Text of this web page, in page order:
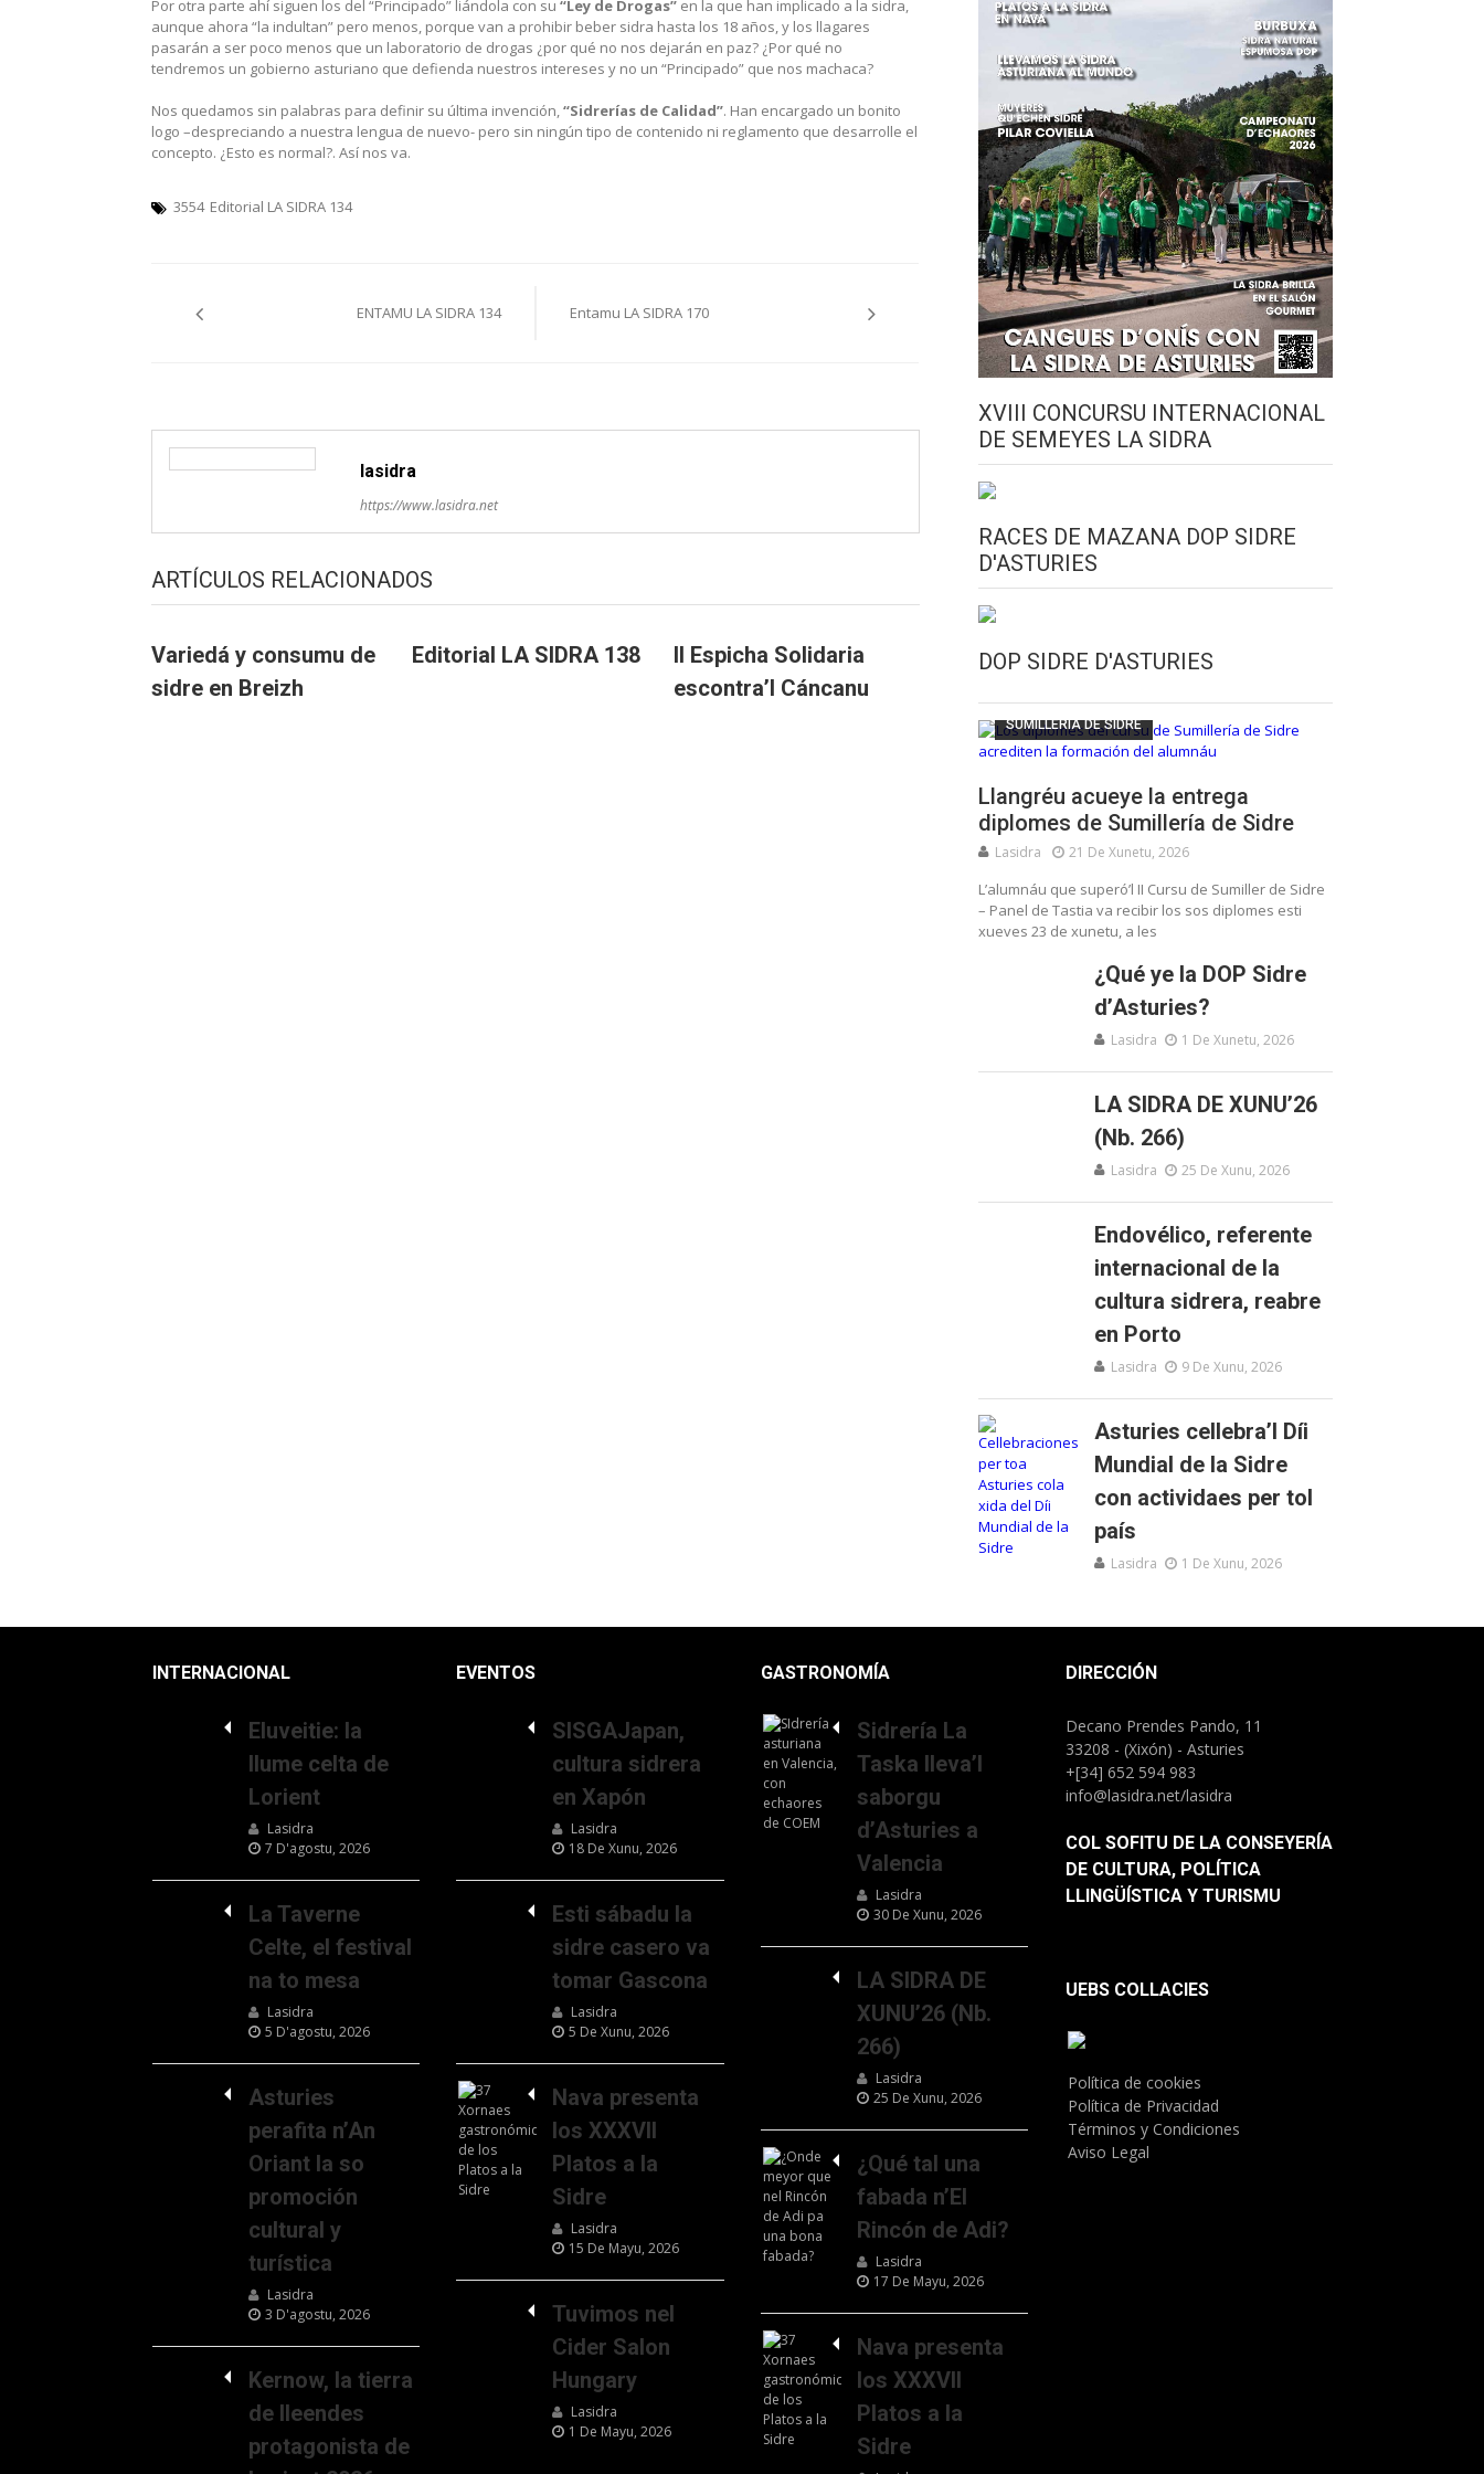
Por otra parte ahí siguen los del “Principado” liándola con su “Ley de Drogas” en la que han implicado a la sidra,
aunque ahora “la indultan” pero menos, porque van a prohibir beber sidra hasta los 18 años, y los llagares
pasarán a ser poco menos que un laboratorio de drogas ¿por qué no nos dejarán en paz? ¿Por qué no
tendremos un gobierno asturiano que defienda nuestros intereses y no un “Principado” que nos machaca?
Nos quedamos sin palabras para definir su última invención,“Sidrerías de Calidad”. Han encargado un bonito
logo –despreciando a nuestra lengua de nuevo- pero sin ningún tipo de contenido ni reglamento que desarrolle el
concepto. ¿Esto es normal?. Así nos va.
3554 Editorial LA SIDRA 134
pelos
ENTAMU LA SIDRA 134 Entamu LA SIDRA 170
lasidra
https://www.lasidra.net
ARTÍCULOS RELACIONADOS
Variedá y consumu de
sidre en Breizh
Editorial LA SIDRA 138
II Espicha Solidaria
escontra’l Cáncanu
XVIII CONCURSU INTERNACIONAL
DE SEMEYES LA SIDRA
RACES DE MAZANA DOP SIDRE
D'ASTURIES
DOP SIDRE D'ASTURIES
ESCUELA DE SUMILLERÍA DE LA SIDRE
SUMILLERÍA DE SIDRE
Llangréu acueye la entrega
diplomes de Sumillería de Sidre
Lasidra 21 De Xunetu, 2026
L’alumnáu que superó’l II Cursu de Sumiller de Sidre
– Panel de Tastia va recibir los sos diplomes esti
xueves 23 de xunetu, a les
¿Qué ye la DOP Sidre
d’Asturies?
Lasidra 1 De Xunetu, 2026
LA SIDRA DE XUNU’26
(Nb. 266)
Lasidra 25 De Xunu, 2026
Endovélico, referente
internacional de la
cultura sidrera, reabre
en Porto
Lasidra 9 De Xunu, 2026
Asturies cellebra’l Díi
Mundial de la Sidre
con actividaes per tol
país
Lasidra 1 De Xunu, 2026
INTERNACIONAL
Eluveitie: la
llume celta de
Lorient
Lasidra
7 D'agostu, 2026
La Taverne
Celte, el festival
na to mesa
Lasidra
5 D'agostu, 2026
Asturies
perafita n’An
Oriant la so
promoción
cultural y
turística
Lasidra
3 D'agostu, 2026
Kernow, la tierra
de lleendes
protagonista de
EVENTOS
SISGAJapan,
cultura sidrera
en Xapón
Lasidra
18 De Xunu, 2026
Esti sábadu la
sidre casero va
tomar Gascona
Lasidra
5 De Xunu, 2026
Nava presenta
los XXXVII
Platos a la
Sidre
Lasidra
15 De Mayu, 2026
Tuvimos nel
Cider Salon
Hungary
Lasidra
1 De Mayu, 2026
GASTRONOMÍA
Sidrería La
Taska lleva’l
saborgu
d’Asturies a
Valencia
Lasidra
30 De Xunu, 2026
LA SIDRA DE
XUNU’26 (Nb.
266)
Lasidra
25 De Xunu, 2026
¿Qué tal una
fabada n’El
Rincón de Adi?
Lasidra
17 De Mayu, 2026
Nava presenta
los XXXVII
Platos a la
Sidre
DIRECCIÓN
Decano Prendes Pando, 11
33208 - (Xixón) - Asturies
+[34] 652 594 983
info@lasidra.net/lasidra
COL SOFITU DE LA CONSEYERÍA
DE CULTURA, POLÍTICA
LLINGÜÍSTICA Y TURISMU
UEBS COLLACIES
Política de cookies
Política de Privacidad
Términos y Condiciones
Aviso Legal